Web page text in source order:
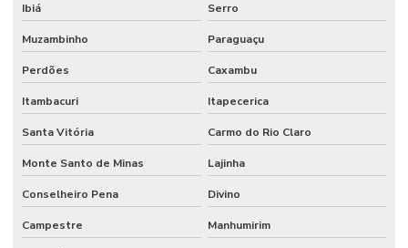
Ibiá Serro
Muzambinho Paraguaçu
Perdões Caxambu
Itambacuri Itapecerica
Santa Vitória Carmo do Rio Claro
Monte Santo de Minas Lajinha
Conselheiro Pena Divino
Campestre Manhumirim